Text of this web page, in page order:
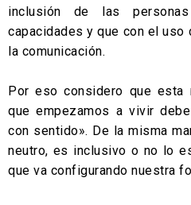
inclusión de las
capacidades y que con el
la comunicación.
Por eso considero que esta
que empezamos a vivir
con sentido». De la misma
neutro, es inclusivo o no lo
que va configurando nuestra